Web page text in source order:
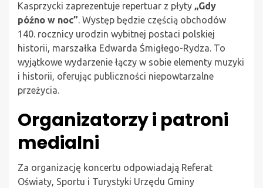
Kasprzycki zaprezentuje repertuar z płyty „Gdy
późno w noc”. Występ będzie częścią obchodów
140. rocznicy urodzin wybitnej postaci polskiej
historii, marszałka Edwarda Śmigłego-Rydza. To
wyjątkowe wydarzenie łączy w sobie elementy muzyki
i historii, oferując publiczności niepowtarzalne
przeżycia.
Organizatorzy i patroni
medialni
Za organizację koncertu odpowiadają Referat
Oświaty, Sportu i Turystyki Urzędu Gminy